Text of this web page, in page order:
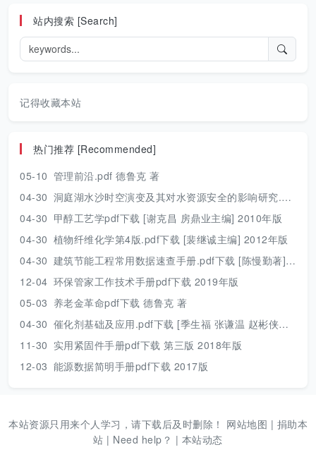
站内搜索 [Search]
记得收藏本站
热门推荐 [Recommended]
05-10 管理前沿.pdf 德鲁克 著
04-30 洞庭湖水沙时空演变及其对水资源安全的影响研究.pdf 胡光伟 著 2017年版
04-30 甲醇工艺学pdf下载 [谢克昌 房鼎业主编] 2010年版
04-30 植物纤维化学第4版.pdf下载 [裴继诚主编] 2012年版
04-30 建筑节能工程常用数据速查手册.pdf下载 [陈慢勤著] 2010年版
12-04 环保管家工作技术手册pdf下载 2019年版
05-03 养老金革命pdf下载 德鲁克 著
04-30 催化剂基础及应用.pdf下载 [季生福 张谦温 赵彬侠编] 2011年版
11-30 实用紧固件手册pdf下载 第三版 2018年版
12-03 能源数据简明手册pdf下载 2017版
本站资源只用来个人学习，请下载后及时删除！ 网站地图 | 捐助本
站 | Need help？ | 本站动态